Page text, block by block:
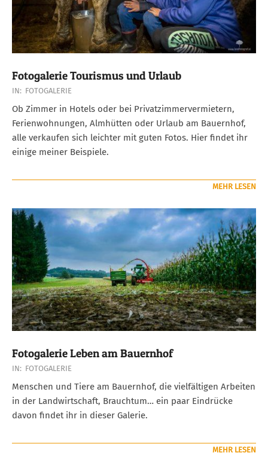
Fotogalerie Tourismus und Urlaub
2018-
08-
13
IN: FOTOGALERIE
Ob Zimmer in Hotels oder bei Privatzimmervermietern,
Ferienwohnungen, Almhütten oder Urlaub am Bauernhof,
alle verkaufen sich leichter mit guten Fotos. Hier findet ihr
einige meiner Beispiele.
MEHR LESEN
Fotogalerie Leben am Bauernhof
2018-
08-
13
IN: FOTOGALERIE
Menschen und Tiere am Bauernhof, die vielfältigen Arbeiten
in der Landwirtschaft, Brauchtum… ein paar Eindrücke
davon findet ihr in dieser Galerie.
MEHR LESEN